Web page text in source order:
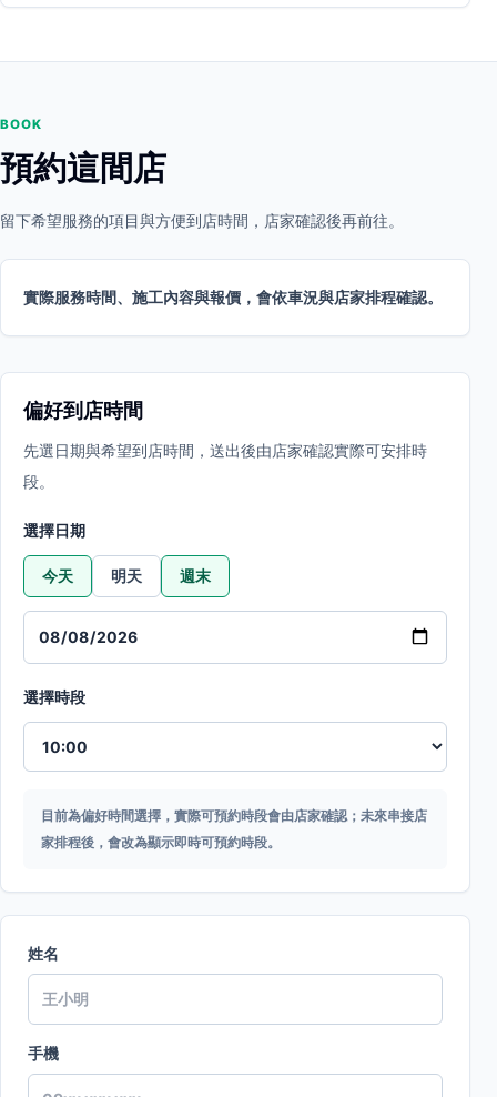
BOOK
預約這間店
留下希望服務的項目與方便到店時間，店家確認後再前往。
實際服務時間、施工內容與報價，會依車況與店家排程確認。
偏好到店時間
先選日期與希望到店時間，送出後由店家確認實際可安排時
段。
選擇日期
今天 明天 週末
選擇時段
目前為偏好時間選擇，實際可預約時段會由店家確認；未來串接店
家排程後，會改為顯示即時可預約時段。
姓名
手機